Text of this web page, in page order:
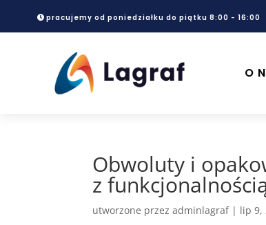
pracujemy od poniedziałku do piątku 8:00 - 16:00
O
Obwoluty i
z
utworzone przezadminlagraf| lip 9,